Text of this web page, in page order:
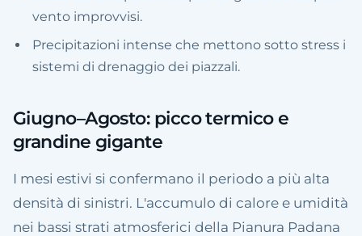
vento improvvisi.
Precipitazioni intense che mettono sotto stress i
sistemi di drenaggio dei piazzali.
Giugno–Agosto: picco termico e
grandine gigante
I mesi estivi si confermano il periodo a più alta
densità di sinistri. L'accumulo di calore e umidità
nei bassi strati atmosferici della Pianura Padana